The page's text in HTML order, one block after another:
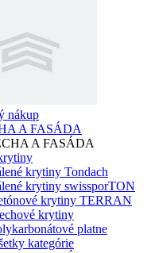
nákup
A FASÁDA
krytiny Tondach
krytiny swissporTON
krytiny TERRAN
krytiny
platne
kategórie